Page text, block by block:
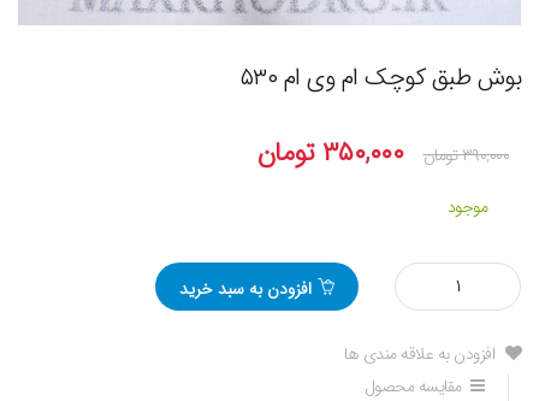
بوش طبق کوچک ام وی ام ۵۳۰
۳۹۰,۰۰۰تومان ۳۵۰,۰۰۰ تومان
موجود
مقدار
بوش
کوچک
افزودن به سبد خرید
افزودن به علاقه مندی ها
مقایسه محصول